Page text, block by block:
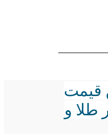
قیمت
طلا و